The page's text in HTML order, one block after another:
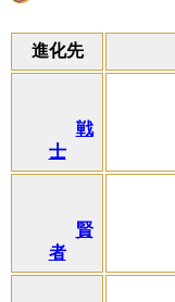
進化先
戦
士
賢
者